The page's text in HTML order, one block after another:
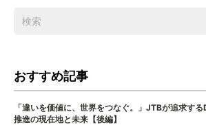
おすすめ記事
「違いを価値に、世界をつなぐ。」JTBが追求する
推進の現在地と未来【後編】